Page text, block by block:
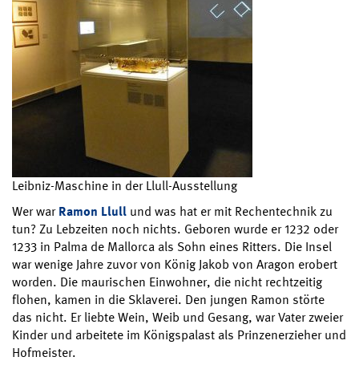
Leibniz-Maschine in der Llull-Ausstellung
Wer warRamon Llull und was hat er mit Rechentechnik zu
tun? Zu Lebzeiten noch nichts. Geboren wurde er 1232 oder
1233 in Palma de Mallorca als Sohn eines Ritters. Die Insel
war wenige Jahre zuvor von König Jakob von Aragon erobert
worden. Die maurischen Einwohner, die nicht rechtzeitig
flohen, kamen in die Sklaverei. Den jungen Ramon störte
das nicht. Er liebte Wein, Weib und Gesang, war Vater zweier
Kinder und arbeitete im Königspalast als Prinzenerzieher und
Hofmeister.